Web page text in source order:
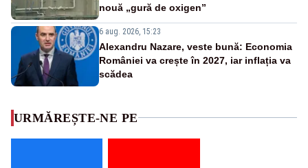
nouă „gură de oxigen”
6 aug. 2026, 15:23
Alexandru Nazare, veste bună: Economia
României va crește în 2027, iar inflația va
scădea
URMĂREȘTE-NE PE